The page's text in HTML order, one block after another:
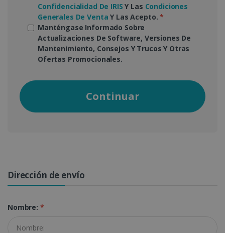
Confidencialidad De IRIS Y Las Condiciones
Generales De Venta Y Las Acepto.*
Manténgase Informado Sobre
Actualizaciones De Software, Versiones De
Mantenimiento, Consejos Y Trucos Y Otras
Ofertas Promocionales.
Continuar
Dirección de envío
Nombre: *